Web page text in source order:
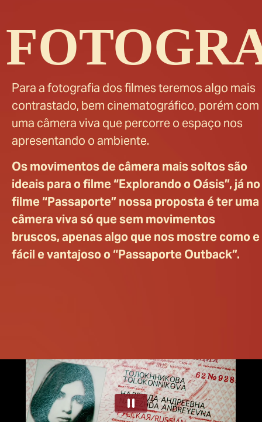
Para a fotografia dos filmes teremos algo mais
contrastado, bem cinematográfico, porém com
uma câmera viva que percorre o espaço nos
apresentando o ambiente.
Os movimentos de câmera mais soltos são
ideais para o filme “Explorando o Oásis”, já no
filme “Passaporte” nossa proposta é ter uma
câmera viva só que sem movimentos
bruscos, apenas algo que nos mostre como e
fácil e vantajoso o “Passaporte Outback”.